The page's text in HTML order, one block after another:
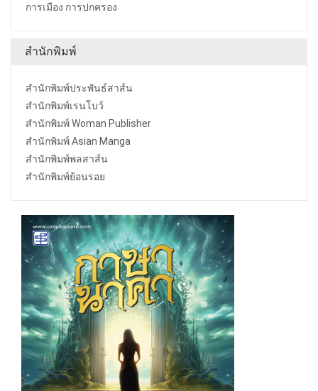
การเมือง การปกครอง
สำนักพิมพ์
สำนักพิมพ์ประพันธ์สาส์น
สำนักพิมพ์เรนโบว์
สำนักพิมพ์ Woman Publisher
สำนักพิมพ์ Asian Manga
สำนักพิมพ์พลสาส์น
สำนักพิมพ์ย้อนรอย